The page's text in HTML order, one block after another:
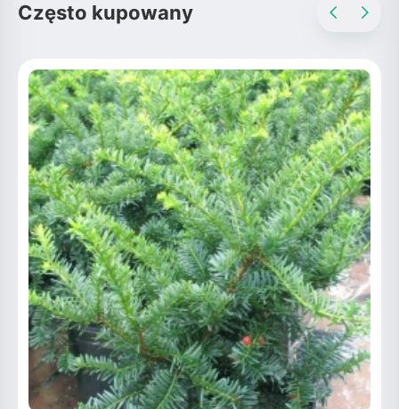
Często kupowany